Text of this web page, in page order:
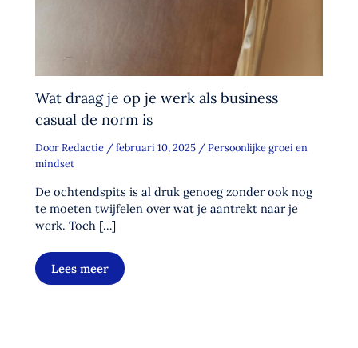
Wat draag je op je werk als business
casual de norm is
Door Redactie /februari 10, 2025 /Persoonlijke groei en
mindset
De ochtendspits is al druk genoeg zonder ook nog
te moeten twijfelen over wat je aantrekt naar je
werk. Toch […]
Lees meer